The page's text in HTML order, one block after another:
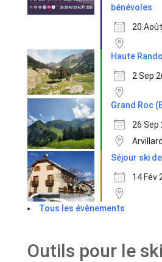
bénévoles
20
Haute
2 Sep
Grand Roc
26 Sep
Arvillard
Séjour ski
14 Fév
Tous les évènements
Outils pour le